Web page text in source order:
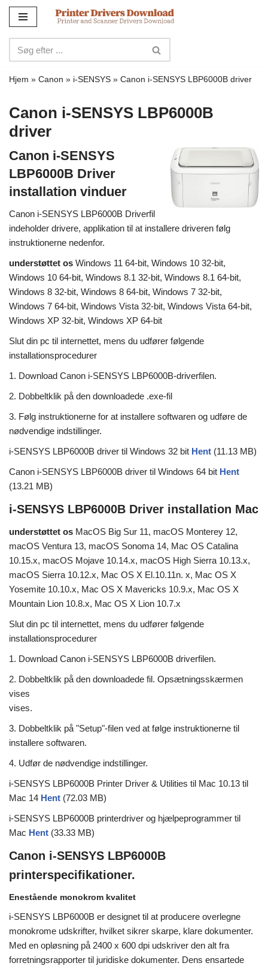
indhold
Hjem » Canon » i-SENSYS » Canon i-SENSYS LBP6000B driver
Canon i-SENSYS LBP6000B
driver
Canon i-SENSYS
LBP6000B Driver
installation vinduer
Canon i-SENSYS LBP6000B Driverfil
indeholder drivere, applikation til at installere driveren følg
instruktionerne nedenfor.
understøttet os Windows 11 64-bit, Windows 10 32-bit,
Windows 10 64-bit, Windows 8.1 32-bit, Windows 8.1 64-bit,
Windows 8 32-bit, Windows 8 64-bit, Windows 7 32-bit,
Windows 7 64-bit, Windows Vista 32-bit, Windows Vista 64-bit,
Windows XP 32-bit, Windows XP 64-bit
Slut din pc til internettet, mens du udfører følgende
installationsprocedurer
1. Download Canon i-SENSYS LBP6000B-driverfilen.
2. Dobbeltklik på den downloadede .exe-fil
3. Følg instruktionerne for at installere softwaren og udføre de
nødvendige indstillinger.
i-SENSYS LBP6000B driver til Windows 32 bit Hent (11.13 MB)
Canon i-SENSYS LBP6000B driver til Windows 64 bit Hent
(13.21 MB)
i-SENSYS LBP6000B Driver installation Mac
understøttet os MacOS Big Sur 11, macOS Monterey 12,
macOS Ventura 13, macOS Sonoma 14, Mac OS Catalina
10.15.x, macOS Mojave 10.14.x, macOS High Sierra 10.13.x,
macOS Sierra 10.12.x, Mac OS X El.10.11n. x, Mac OS X
Yosemite 10.10.x, Mac OS X Mavericks 10.9.x, Mac OS X
Mountain Lion 10.8.x, Mac OS X Lion 10.7.x
Slut din pc til internettet, mens du udfører følgende
installationsprocedurer
1. Download Canon i-SENSYS LBP6000B driverfilen.
2. Dobbeltklik på den downloadede fil. Opsætningsskærmen
vises
vises.
3. Dobbeltklik på "Setup"-filen ved at følge instruktionerne til
installere softwaren.
4. Udfør de nødvendige indstillinger.
i-SENSYS LBP6000B Printer Driver & Utilities til Mac 10.13 til
Mac 14 Hent (72.03 MB)
i-SENSYS LBP6000B printerdriver og hjælpeprogrammer til
Mac Hent (33.33 MB)
Canon i-SENSYS LBP6000B
printerspecifikationer.
Enestående monokrom kvalitet
i-SENSYS LBP6000B er designet til at producere overlegne
monokrome udskrifter, hvilket sikrer skarpe, klare dokumenter.
Med en opløsning på 2400 x 600 dpi udskriver den alt fra
forretningsrapporter til juridiske dokumenter. Dens ensartede